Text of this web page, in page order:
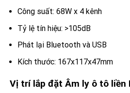
Công suất: 68W x 4 kênh
Tỷ lệ tín hiệu: >105dB
Phát lại Bluetooth và USB
Kích thước: 167x117x47mm
Vị trí lắp đặt Âm ly ô tô liền